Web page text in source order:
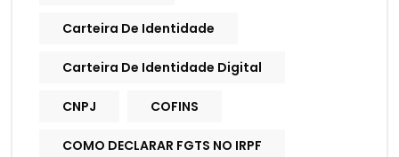
Carteira De Identidade
Carteira De Identidade Digital
CNPJ COFINS
COMO DECLARAR FGTS NO IRPF